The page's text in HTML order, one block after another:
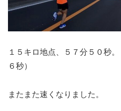
１５キロ地点、５７分５０秒
６秒）
またまた速くなりました。